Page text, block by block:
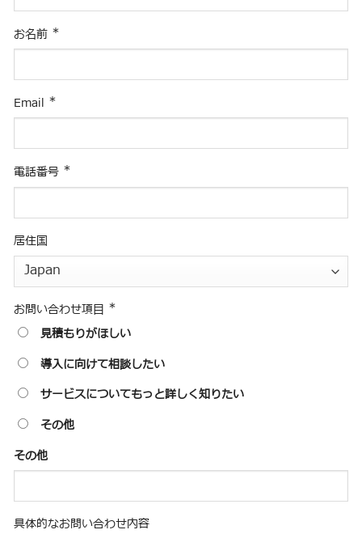
お名前 *
Email *
電話番号 *
居住国
お問い合わせ項目 *
見積もりがほしい
導入に向けて相談したい
サービスについてもっと詳しく知りたい
その他
その他
具体的なお問い合わせ内容